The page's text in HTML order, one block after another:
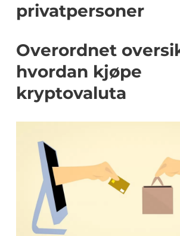
privatpersoner
Overordnet
hvordan kjøpe
kryptovaluta